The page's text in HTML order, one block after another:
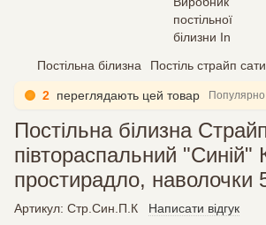
Постільна білизна Постіль страйп
2 переглядають цей товар Популярно
Постільна білизна
півтораспальний "Синій"
простирадло, наволочки
Артикул: Стр.Син.П.К Написати відгук